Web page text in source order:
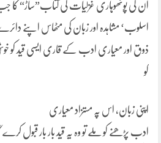
ان کی پوٹھوہاری غزلیات کی کتاب”ساڑ“ کا
اسلوب‘ مشاہدہ اور زبان کی مٹھاس اپنے
ذوق اور معیاری ادب کے قاری ایسی قید کو
کو
اپنی زبان، اس پہ مستزاد معیاری
ادب پڑھنے کو ملے تو وہ یہ قید بار بار قبول